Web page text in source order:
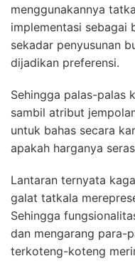
menggunakannya
implementasi sebagai
sekadar penyusunan
dijadikan preferensi.
Sehingga palas-palas
sambil atribut
untuk bahas secara
apakah harganya
Lantaran ternyata
galat tatkala
Sehingga
dan mengarang para-
terkoteng-koteng